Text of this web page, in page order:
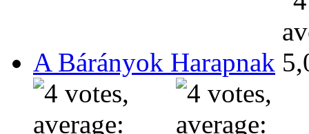
A Bárányok Harapnak